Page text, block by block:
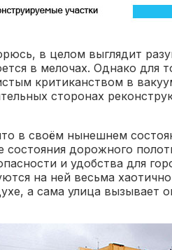
в целом выглядит
в мелочах. Однако для
критиканством в
сторонах
в своём нынешнем
состояния дорожного
и удобства для
на ней весьма
а сама улица вызывает